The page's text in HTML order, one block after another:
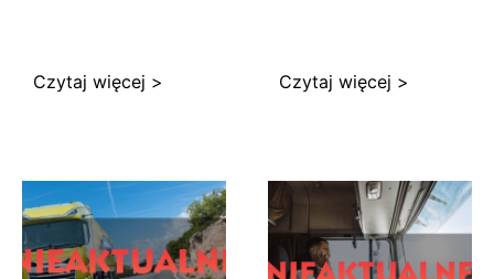
Czytaj więcej > Czytaj więcej >